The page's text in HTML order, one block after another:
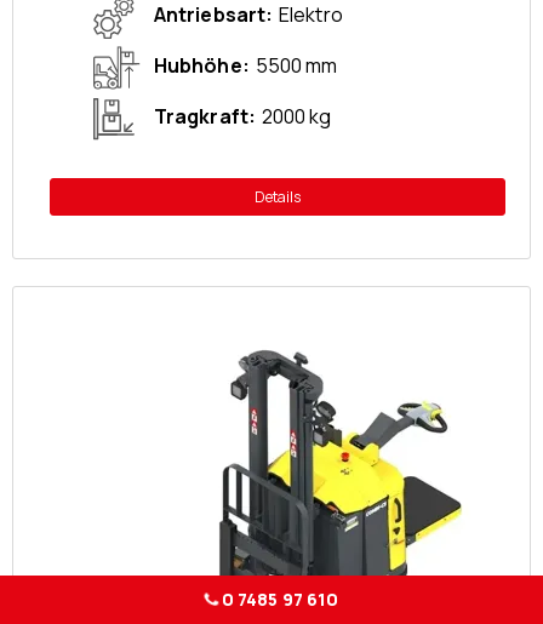
Antriebsart Elektro
Hubhöhe 5500 mm
Tragkraft 2000 kg
Details
0 7485 97 610